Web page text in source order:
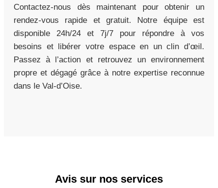
Contactez-nous dès maintenant pour obtenir un
rendez-vous rapide et gratuit. Notre équipe est
disponible 24h/24 et 7j/7 pour répondre à vos
besoins et libérer votre espace en un clin d’œil.
Passez à l’action et retrouvez un environnement
propre et dégagé grâce à notre expertise reconnue
dans le Val-d’Oise.
Avis sur nos services